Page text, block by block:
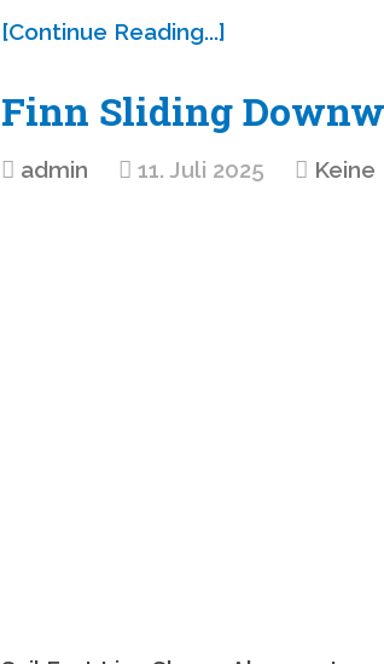
[Continue Reading...]
Finn Sliding
admin 11. Juli 2025